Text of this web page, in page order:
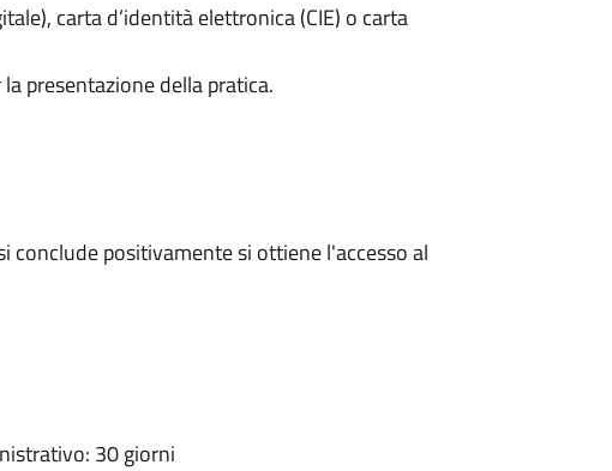
carta d’identità elettronica (CIE) o carta
presentazione della pratica.
positivamente si ottiene l'accesso al
30 giorni